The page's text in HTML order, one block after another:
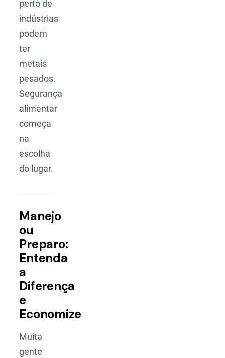
perto de
indústrias
podem
ter
metais
pesados.
Segurança
alimentar
começa
na
escolha
do lugar.
Manejo
ou
Preparo:
Entenda
a
Diferença
e
Economize
Muita
gente